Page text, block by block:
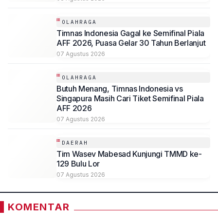
OLAHRAGA
Timnas Indonesia Gagal ke Semifinal Piala
AFF 2026, Puasa Gelar 30 Tahun Berlanjut
07 Agustus 2026
OLAHRAGA
Butuh Menang, Timnas Indonesia vs
Singapura Masih Cari Tiket Semifinal Piala
AFF 2026
07 Agustus 2026
DAERAH
Tim Wasev Mabesad Kunjungi TMMD ke-
129 Bulu Lor
07 Agustus 2026
KOMENTAR